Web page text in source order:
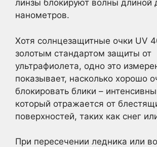
линзы блокируют волны длиной
нанометров.
Хотя солнцезащитные очки UV
золотым стандартом защиты от
ультрафиолета, одно это
показывает, насколько хорошо
блокировать блики –
который отражается от
поверхностей, таких как снег
При пересечении ледника или